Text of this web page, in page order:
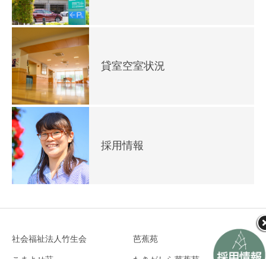
貸室空室状況
採用情報
社会福祉法人竹生会 芭蕉苑